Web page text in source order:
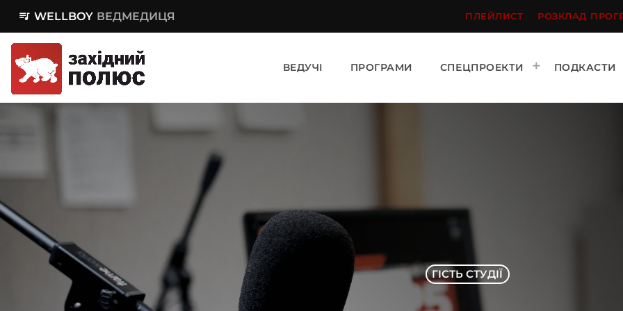
queue_music WELLBOY ВЕДМЕДИЦЯ ПЛЕЙЛИСТ РОЗКЛАД
ВЕДУЧІ ПРОГРАМИ СПЕЦПРОЕКТИ ПОДКАСТИ
ГІСТЬ СТУДІЇ